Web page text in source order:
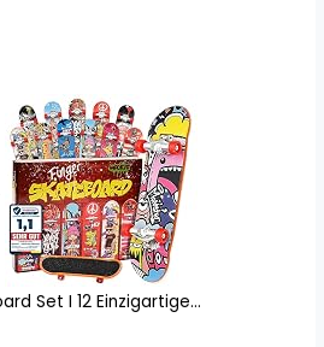
Set I 12 Einzigartige...